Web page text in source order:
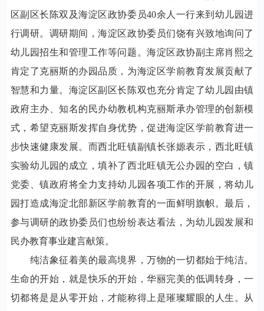
区副区长陈双及海淀区政协委员40余人一行来到幼儿园进
行调研。调研期间，海淀区政协委员们饶有兴致地询问了
幼儿园招生和管理工作等问题。海淀区政协副主席肖熙之
肯定了克丽斯的办园品质，为海淀区学前教育发展贡献了
智慧和力量。海淀区副区长陈双也充分肯定了幼儿园由镇
政府主办、知名的民办幼教机构克丽斯承办管理的创新模
式，希望克丽斯发挥自身优势，促进海淀区学前教育进一
步快速健康发展。而西北旺镇副镇长张嫄表示，西北旺镇
实验幼儿园的成立，填补了西北旺镇无公办园的空白，镇
党委、镇政府将全力支持幼儿园各项工作的开展，将幼儿
园打造成海淀北部新区学前教育的一面鲜明旗帜。最后，
参与调研的政协委员们也纷纷表达看法，为幼儿园发展和
民办教育事业建言献策。
纯洁象征着美的最高境界，万物的一切都始于纯洁。
生命的开始，就是快乐的开始，华丽完美的低调转身，一
切都将是是从零开始，才能称得上是璀璨耀眼的人生。从